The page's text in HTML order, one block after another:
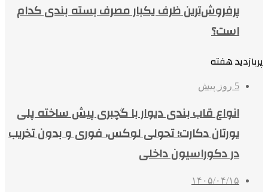
پرفروش‌ترین ظرف یکبار مصرف بسته بندی کدام
است؟
پربازدید هفته
5 روز پیش
انواع قاب بندی دیوار با گچبری پیش ساخته پلی
یورتان دکارت؛ تحولی لوکس، فوری و بدون تخریب
در دکوراسیون داخلی
۱۴۰۵/۰۴/۱۵